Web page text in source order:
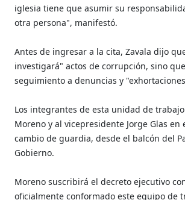
iglesia tiene que asumir su
otra persona", manifestó.
Antes de ingresar a la cita, Zavala dijo
investigará" actos de corrupción, sino
seguimiento a denuncias y
Los integrantes de esta unidad de
Moreno y al vicepresidente Jorge Glas en
cambio de guardia, desde el balcón del
Gobierno.
Moreno suscribirá el decreto ejecutivo
oficialmente conformado este equipo de